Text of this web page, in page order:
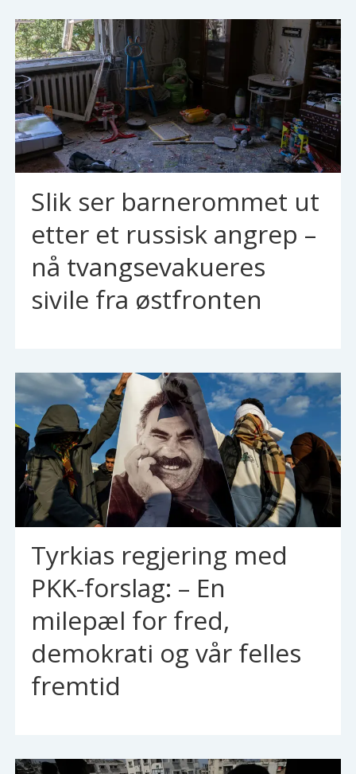
Slik ser barnerommet ut
etter et russisk angrep –
nå tvangsevakueres
sivile fra østfronten
Tyrkias regjering med
PKK-forslag: – En
milepæl for fred,
demokrati og vår felles
fremtid